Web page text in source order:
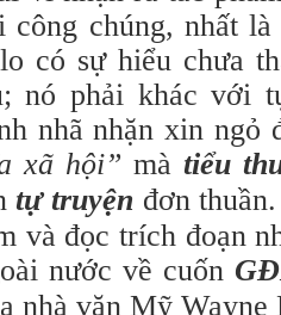
công chúng, nhất
có sự hiểu chưa
nó phải khác với
nhã nhặn xin
xã hội” mà tiểu
tự truyện đơn
và đọc trích đoạn
nước về cuốn
nhà văn Mỹ